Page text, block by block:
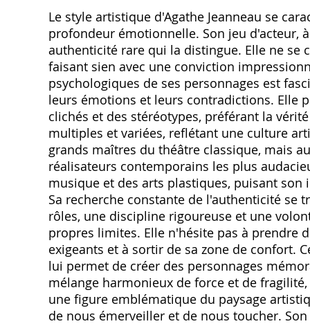
Le style artistique d'Agathe Jeanneau se
profondeur émotionnelle. Son jeu d'acteur,
authenticité rare qui la distingue. Elle ne
faisant sien avec une conviction
psychologiques de ses personnages est
leurs émotions et leurs contradictions. Elle
clichés et des stéréotypes, préférant la
multiples et variées, reflétant une culture
grands maîtres du théâtre classique, mais
réalisateurs contemporains les plus
musique et des arts plastiques, puisant
Sa recherche constante de l'authenticité se
rôles, une discipline rigoureuse et une
propres limites. Elle n'hésite pas à prendre
exigeants et à sortir de sa zone de confort.
lui permet de créer des personnages
mélange harmonieux de force et de
une figure emblématique du paysage
de nous émerveiller et de nous toucher.